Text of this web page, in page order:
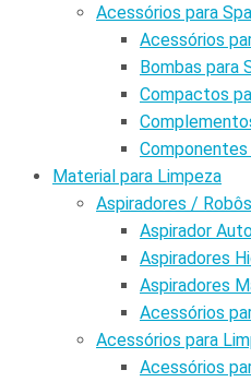
Acessórios para
Acessórios
Bombas para
Compactos
Material para Limpeza
Aspiradores / Robôs
Aspirador
Aspiradores
Aspiradores
Acessórios
Acessórios para
Acessórios